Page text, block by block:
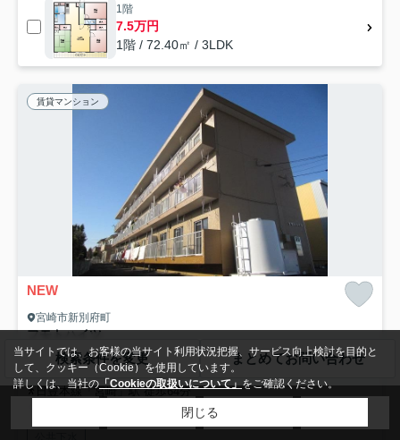
1階
7.5万円
1階 / 72.40㎡ / 3LDK
賃貸マンション
NEW
宮崎市新別府町
フモトハイツ
4.5 万円管理/共益費-
50.00㎡ (3DK) /築47年 /3階建
日豊本線「宮崎」駅 徒歩64分
敷地内ごみ置き場
検索条件を変更 まとめてお問い合わせ
当サイトでは、お客様の当サイト利用状況把握、サービス向上検討を目的と
して、クッキー（Cookie）を使用しています。
詳しくは、当社の「Cookieの取扱いについて」をご確認ください。
閉じる